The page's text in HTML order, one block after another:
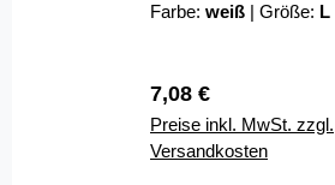
Farbe: weiß | Größe: L
Regulärer Preis:
7,08 €
Preise inkl. MwSt. zzgl.
Versandkosten